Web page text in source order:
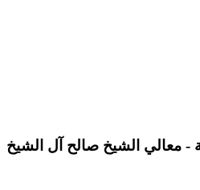
- معالي الشيخ صالح آل الشيخ